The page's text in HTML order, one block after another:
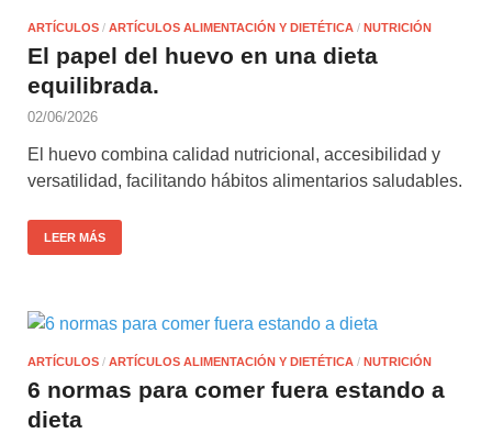
ARTÍCULOS / ARTÍCULOS ALIMENTACIÓN Y DIETÉTICA / NUTRICIÓN
El papel del huevo en una dieta
equilibrada.
02/06/2026
El huevo combina calidad nutricional, accesibilidad y
versatilidad, facilitando hábitos alimentarios saludables.
LEER MÁS
ARTÍCULOS / ARTÍCULOS ALIMENTACIÓN Y DIETÉTICA / NUTRICIÓN
6 normas para comer fuera estando a
dieta